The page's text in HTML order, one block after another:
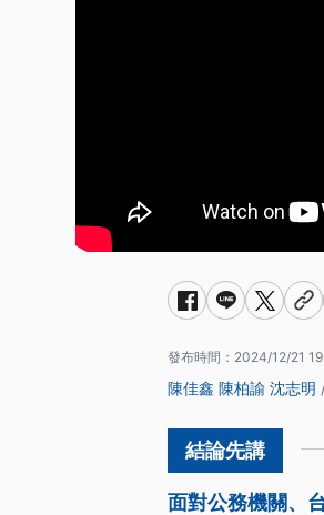
發布時間： 2024/12/21
陳佳鑫 陳柏諭 沈志明
面對公務機關、